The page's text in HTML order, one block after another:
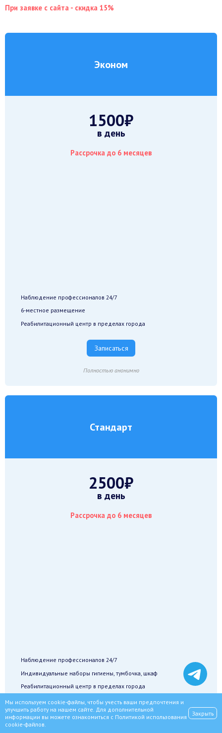
При заявке с сайта - скидка 15%
Эконом
1500₽
в день
Рассрочка до 6 месяцев
Наблюдение профессионалов 24/7
6-местное размещение
Реабилитационный центр в пределах города
Записаться
Полностью анонимно
Стандарт
2500₽
в день
Рассрочка до 6 месяцев
Наблюдение профессионалов 24/7
Индивидуальные наборы гигиены, тумбочка, шкаф
Реабилитационный центр в пределах города
Записаться
Мы используем cookie-файлы, чтобы учесть ваши предпочтения и
улучшить работу на нашем сайте. Для дополнительной
информации вы можете ознакомиться с Политикой использования
cookie-файлов.
Закрыть